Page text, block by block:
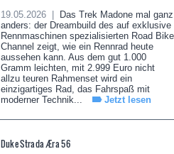
19.05.2026 |
Das Trek Madone mal ganz
anders: der Dreambuild des auf exklusive
Rennmaschinen spezialisierten Road Bike
Channel zeigt, wie ein Rennrad heute
aussehen kann. Aus dem gut 1.000
Gramm leichten, mit 2.999 Euro nicht
allzu teuren Rahmenset wird ein
einzigartiges Rad, das Fahrspaß mit
moderner Technik...
Jetzt lesen
Duke Strada Æra 56